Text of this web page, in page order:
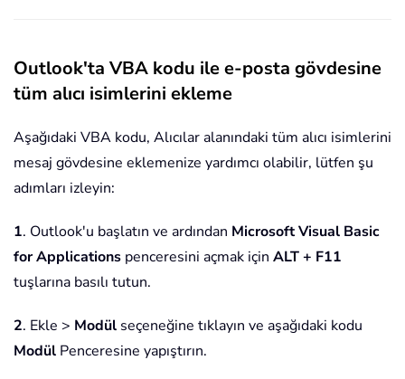
Outlook'ta VBA kodu ile e-posta gövdesine
tüm alıcı isimlerini ekleme
Aşağıdaki VBA kodu, Alıcılar alanındaki tüm alıcı isimlerini
mesaj gövdesine eklemenize yardımcı olabilir, lütfen şu
adımları izleyin:
1. Outlook'u başlatın ve ardından Microsoft Visual Basic
for Applications penceresini açmak için ALT + F11
tuşlarına basılı tutun.
2. Ekle > Modül seçeneğine tıklayın ve aşağıdaki kodu
Modül Penceresine yapıştırın.